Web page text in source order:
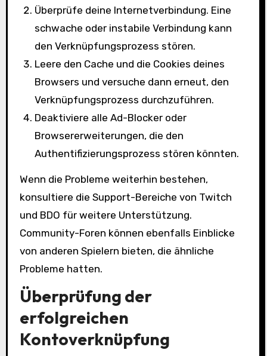
Überprüfe deine Internetverbindung. Eine
schwache oder instabile Verbindung kann
den Verknüpfungsprozess stören.
Leere den Cache und die Cookies deines
Browsers und versuche dann erneut, den
Verknüpfungsprozess durchzuführen.
Deaktiviere alle Ad-Blocker oder
Browsererweiterungen, die den
Authentifizierungsprozess stören könnten.
Wenn die Probleme weiterhin bestehen,
konsultiere die Support-Bereiche von Twitch
und BDO für weitere Unterstützung.
Community-Foren können ebenfalls Einblicke
von anderen Spielern bieten, die ähnliche
Probleme hatten.
Überprüfung der
erfolgreichen
Kontoverknüpfung